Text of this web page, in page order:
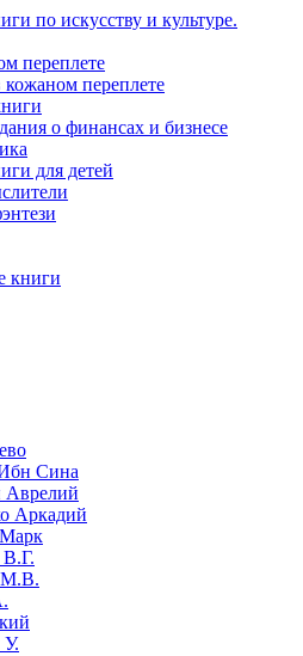
по искусству и культуре.
переплете
переплете
о финансах и бизнесе
для детей
книги
Сина
Аврелий
Аркадий
В.Г.
М.В.
У.